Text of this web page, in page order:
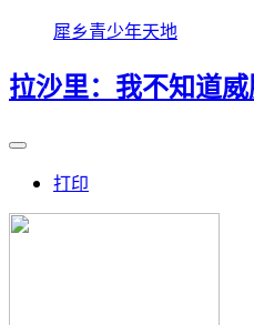
犀乡青少年天地
拉沙里：我不知道
打印